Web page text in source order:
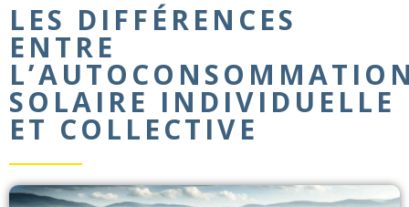
LES DIFFÉRENCES
ENTRE
SOLAIRE INDIVIDUELLE
ET COLLECTIVE